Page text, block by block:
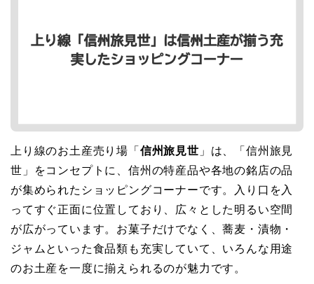
上り線のお土産売り場「 信州旅見世 」は、「信州旅見
世」をコンセプトに、信州の特産品や各地の銘店の品
が集められたショッピングコーナーです。入り口を入
ってすぐ正面に位置しており、広々とした明るい空間
が広がっています。お菓子だけでなく、蕎麦・漬物・
ジャムといった食品類も充実していて、いろんな用途
のお土産を一度に揃えられるのが魅力です。